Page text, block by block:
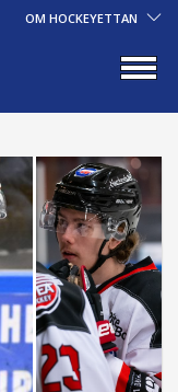
OM HOCKEYETTAN